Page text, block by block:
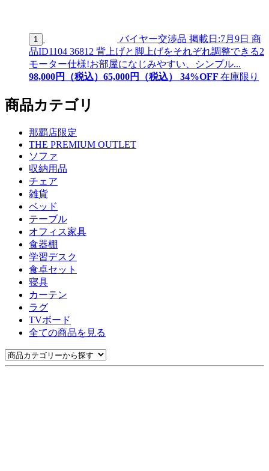
1 バイヤー交渉品 掲載日:7月9日 商
品ID1104 36812 背上げと脚上げをそれぞれ調整できる2
モーター仕様!お部屋になじみやすい、シンプル...
98,000円（税込） 65,000円（税込） 34%OFF 在庫限り
商品カテゴリ
那覇店限定
THE PREMIUM OUTLET
ソファ
収納用品
チェア
雑貨
ベッド
テーブル
オフィス家具
食器棚
学習デスク
食卓セット
寝具
カーテン
ラグ
TVボード
全ての商品を見る